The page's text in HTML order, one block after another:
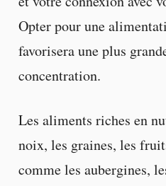
Opter pour une
favorisera une plus
concentration.
Les aliments riches en
noix, les graines, les
comme les aubergines,